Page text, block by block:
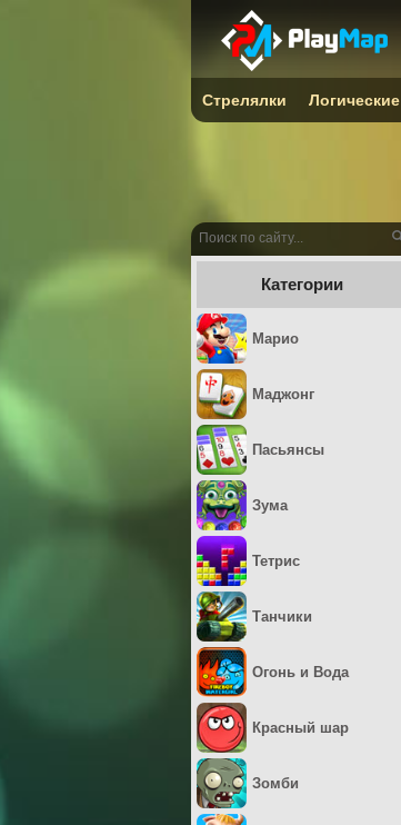
Категории
Марио
Маджонг
Пасьянсы
Зума
Тетрис
Танчики
Огонь и Вода
Красный шар
Зомби
Стрелялки Логические